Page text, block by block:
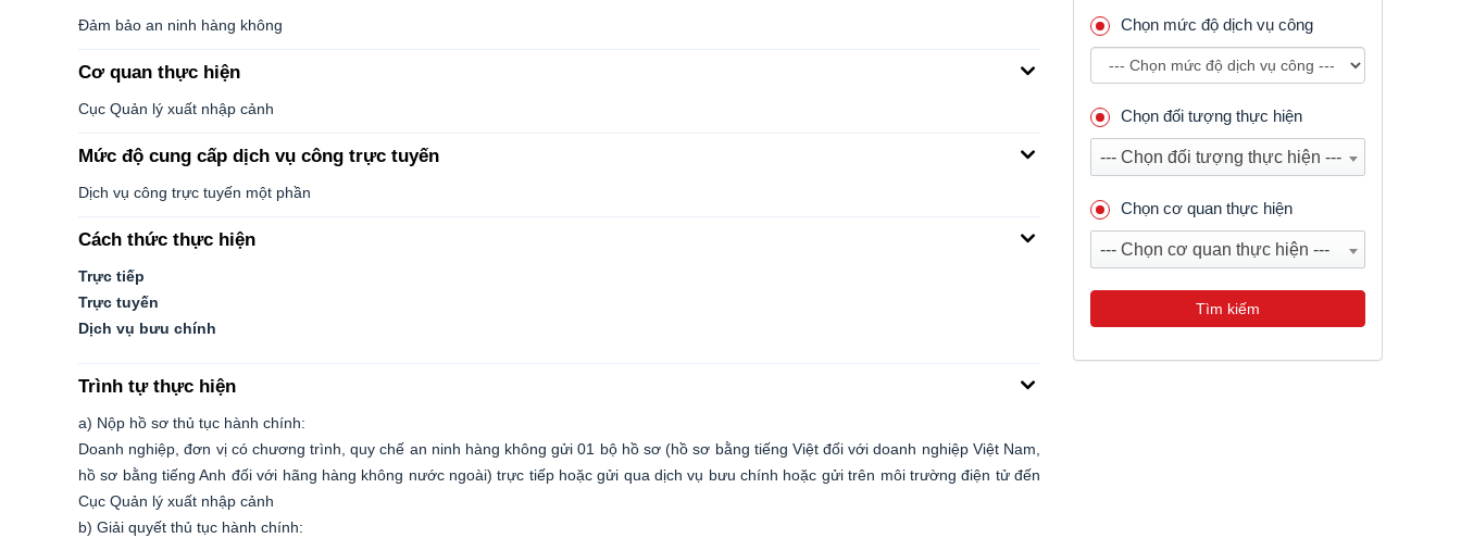
Chọn mức độ dịch vụ công
Chọn đối tượng thực hiện
--- Chọn đối tượng thực hiện ---
Chọn cơ quan thực hiện
--- Chọn cơ quan thực hiện ---
Tìm kiếm
Đảm bảo an ninh hàng không
Cơ quan thực hiện
Cục Quản lý xuất nhập cảnh
Mức độ cung cấp dịch vụ công trực tuyến
Dịch vụ công trực tuyến một phần
Cách thức thực hiện
Trực tiếp
Trực tuyến
Dịch vụ bưu chính
Trình tự thực hiện
a) Nộp hồ sơ thủ tục hành chính:
Doanh nghiệp, đơn vị có chương trình, quy chế an ninh hàng không gửi 01 bộ hồ sơ (hồ sơ bằng tiếng Việt đối với doanh nghiệp Việt Nam,
hồ sơ bằng tiếng Anh đối với hãng hàng không nước ngoài) trực tiếp hoặc gửi qua dịch vụ bưu chính hoặc gửi trên môi trường điện tử đến
Cục Quản lý xuất nhập cảnh
b) Giải quyết thủ tục hành chính: